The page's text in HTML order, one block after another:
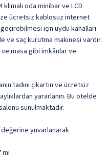
oda minibar ve LCD
ücretsiz kablosuz internet
için uydu kanalları
ve saç kurutma makinesi vardır.
masa gibi imkânlar ve
tadını çıkartın ve ücretsiz
yararlanın. Bu otelde
sunulmaktadır.
değerine yuvarlanarak
mi